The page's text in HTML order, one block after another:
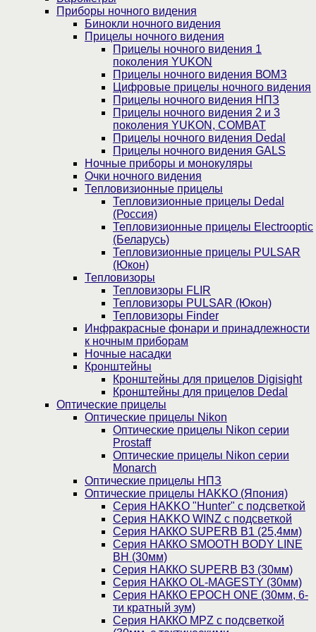
Приборы ночного видения
Бинокли ночного видения
Прицелы ночного видения
Прицелы ночного видения 1
поколения YUKON
Прицелы ночного видения ВОМЗ
Цифровые прицелы ночного видения
Прицелы ночного видения НПЗ
Прицелы ночного видения 2 и 3
поколения YUKON, COMBAT
Прицелы ночного видения Dedal
Прицелы ночного видения GALS
Ночные приборы и монокуляры
Очки ночного видения
Тепловизионные прицелы
Тепловизионные прицелы Dedal
(Россия)
Тепловизионные прицелы Electrooptic
(Беларусь)
Тепловизионные прицелы PULSAR
(Юкон)
Тепловизоры
Тепловизоры FLIR
Тепловизоры PULSAR (Юкон)
Тепловизоры Finder
Инфракрасные фонари и принадлежности
к ночным приборам
Ночные насадки
Кронштейны
Кронштейны для прицелов Digisight
Кронштейны для прицелов Dedal
Оптические прицелы
Оптические прицелы Nikon
Оптические прицелы Nikon серии
Prostaff
Оптические прицелы Nikon серии
Monarch
Оптические прицелы НПЗ
Оптические прицелы HAKKO (Япония)
Cерия HAKKO "Hunter" с подсветкой
Серия НAKKO WINZ с подсветкой
Серия НАККО SUPERB B1 (25,4мм)
Серия НАККО SMOOTH BODY LINE
BH (30мм)
Серия НАККО SUPERB B3 (30мм)
Серия НАККО OL-MAGESTY (30мм)
Серия НАККО EPOCH ONE (30мм, 6-
ти кратный зум)
Серия НАККО MPZ с подсветкой